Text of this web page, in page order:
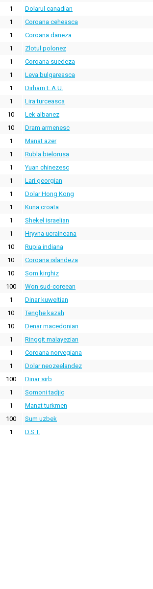
1 Dolarul canadian
1 Coroana ceheasca
1 Coroana daneza
1 Zlotul polonez
1 Coroana suedeza
1 Leva bulgareasca
1 Dirham E.A.U.
1 Lira turceasca
10 Lek albanez
10 Dram armenesc
1 Manat azer
1 Rubla bielorusa
1 Yuan chinezesc
1 Lari georgian
1 Dolar Hong Kong
1 Kuna croata
1 Shekel israelian
1 Hryvna ucraineana
10 Rupia indiana
10 Coroana islandeza
10 Som kirghiz
100 Won sud-coreean
1 Dinar kuweitian
10 Tenghe kazah
10 Denar macedonian
1 Ringgit malayezian
1 Coroana norvegiana
1 Dolar neozeelandez
100 Dinar sirb
1 Somoni tadjic
1 Manat turkmen
100 Sum uzbek
1 D.S.T.